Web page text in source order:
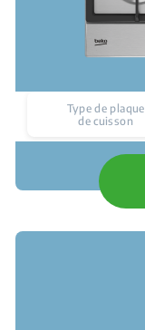
Type de plaque
de cuisson